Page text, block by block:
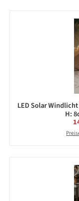
LED Solar
H: